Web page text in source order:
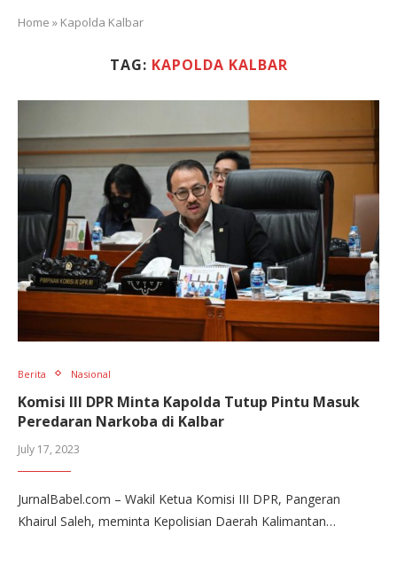
Home » Kapolda Kalbar
TAG: KAPOLDA KALBAR
Berita Nasional
Komisi III DPR Minta Kapolda Tutup Pintu Masuk
Peredaran Narkoba di Kalbar
July 17, 2023
JurnalBabel.com – Wakil Ketua Komisi III DPR, Pangeran
Khairul Saleh, meminta Kepolisian Daerah Kalimantan…